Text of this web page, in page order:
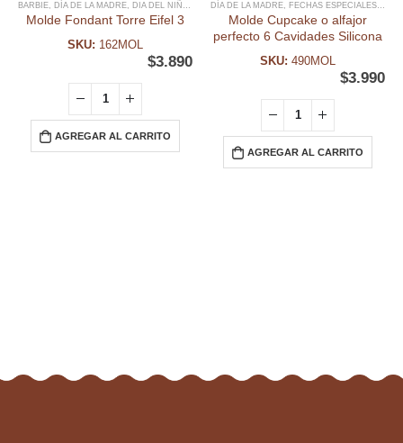
BARBIE, DÍA DE LA MADRE, DIA DEL NIÑO Y TEMATICAS , FECHAS ESPECIALES,FONDANT
Molde Fondant Torre Eifel 3
SKU: 162MOL
$3.890
AGREGAR AL CARRITO
DÍA DE LA MADRE, FECHAS ESPECIALES,
Molde Cupcake o alfajor
perfecto 6 Cavidades Silicona
SKU: 490MOL
$3.990
AGREGAR AL CARRITO